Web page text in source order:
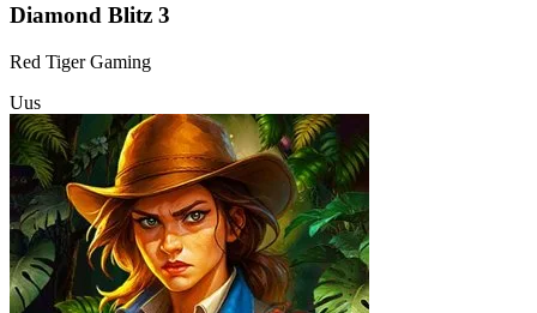
Diamond Blitz 3
Red Tiger Gaming
Uus